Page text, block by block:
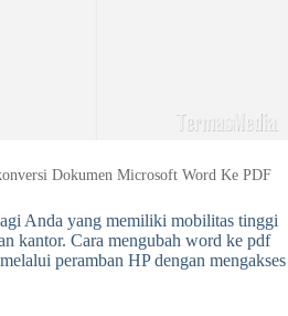
Dokumen Microsoft Word Ke PDF
Anda yang memiliki mobilitas tinggi
kantor. Cara mengubah word ke pdf
peramban HP dengan mengakses